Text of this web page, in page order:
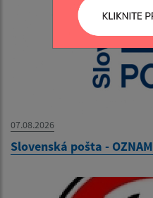
07.08.2026
Slovenská pošta - OZNAM